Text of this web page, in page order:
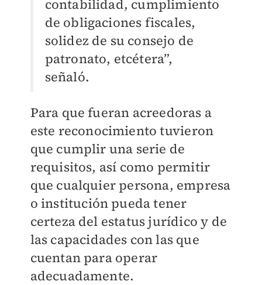
contabilidad, cumplimiento
de obligaciones fiscales,
solidez de su consejo de
patronato, etcétera”,
señaló.
Para que fueran acreedoras a
este reconocimiento tuvieron
que cumplir una serie de
requisitos, así como permitir
que cualquier persona, empresa
o institución pueda tener
certeza del estatus jurídico y de
las capacidades con las que
cuentan para operar
adecuadamente.